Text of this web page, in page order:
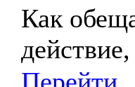
Как